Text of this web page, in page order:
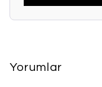
Yorumlar